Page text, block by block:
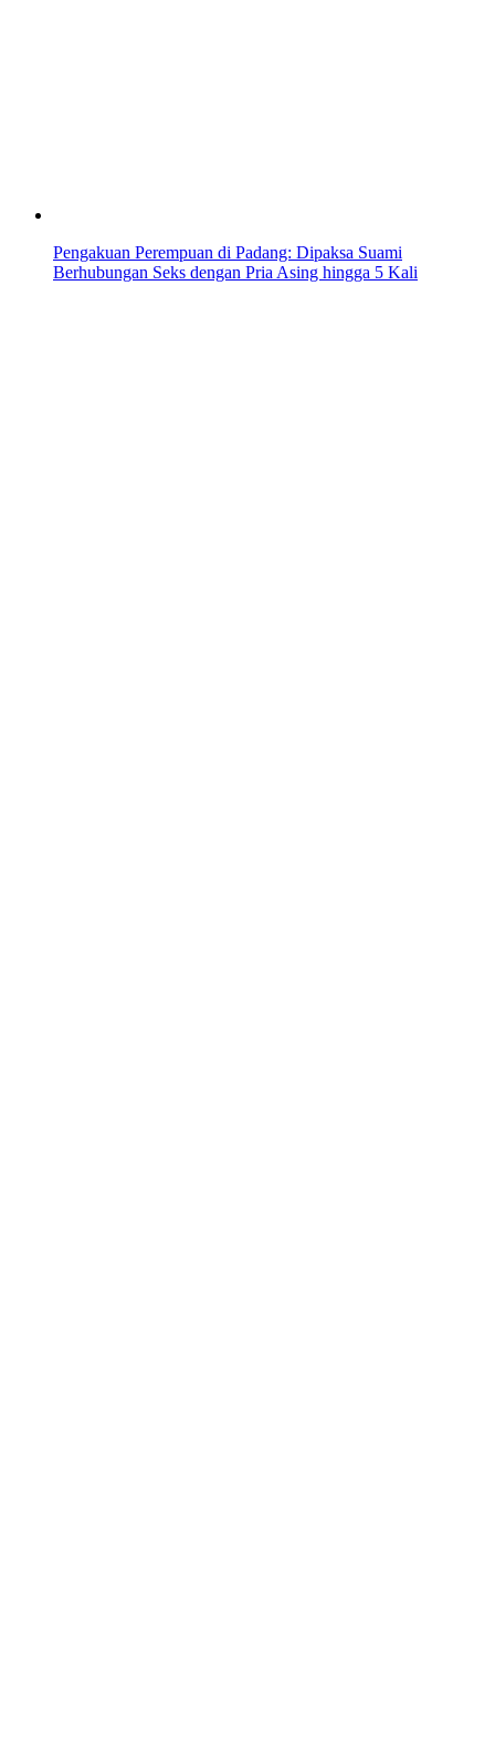
Pengakuan Perempuan di Padang: Dipaksa Suami
Berhubungan Seks dengan Pria Asing hingga 5 Kali